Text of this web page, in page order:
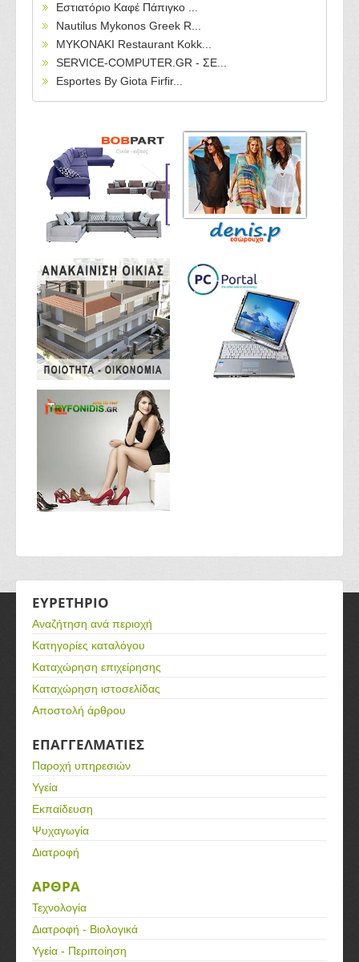
Εστιατόριο Καφέ Πάπιγκο ...
Nautilus Mykonos Greek R...
MYKONAKI Restaurant Kokk...
SERVICE-COMPUTER.GR - ΣΕ...
Esportes By Giota Firfir...
ΕΥΡΕΤΗΡΙΟ
Αναζήτηση ανά περιοχή
Κατηγορίες καταλόγου
Καταχώρηση επιχείρησης
Καταχώρηση ιστοσελίδας
Αποστολή άρθρου
ΕΠΑΓΓΕΛΜΑΤΙΕΣ
Παροχή υπηρεσιών
Υγεία
Εκπαίδευση
Ψυχαγωγία
Διατροφή
ΑΡΘΡΑ
Τεχνολογία
Διατροφή - Βιολογικά
Υγεία - Περιποίηση